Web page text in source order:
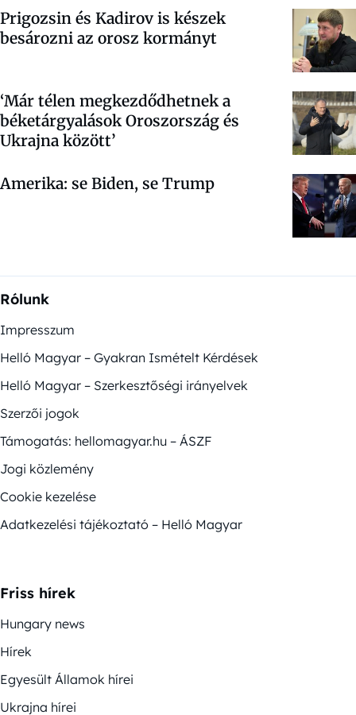
Prigozsin és Kadirov is készek
besározni az orosz kormányt
‘Már télen megkezdődhetnek a
béketárgyalások Oroszország és
Ukrajna között’
Amerika: se Biden, se Trump
Rólunk
Impresszum
Helló Magyar – Gyakran Ismételt Kérdések
Helló Magyar – Szerkesztőségi irányelvek
Szerzői jogok
Támogatás: hellomagyar.hu – ÁSZF
Jogi közlemény
Cookie kezelése
Adatkezelési tájékoztató – Helló Magyar
Friss hírek
Hungary news
Hírek
Egyesült Államok hírei
Ukrajna hírei